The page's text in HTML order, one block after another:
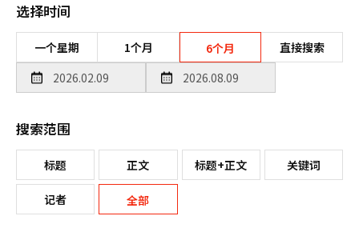
选择时间
一个星期 1个月 6个月 直接搜索
搜索范围
标题 正文 标题+正文 关键词
记者 全部